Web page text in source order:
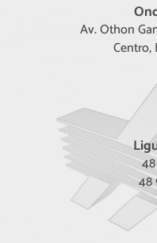
Av. Othon
Centro,
48